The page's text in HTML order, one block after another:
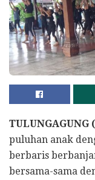
puluhan anak
berbaris
bersama-sama